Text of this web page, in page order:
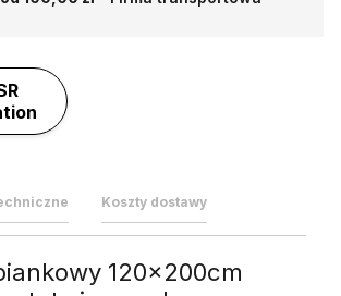
Koszty dostawy
120x200cm